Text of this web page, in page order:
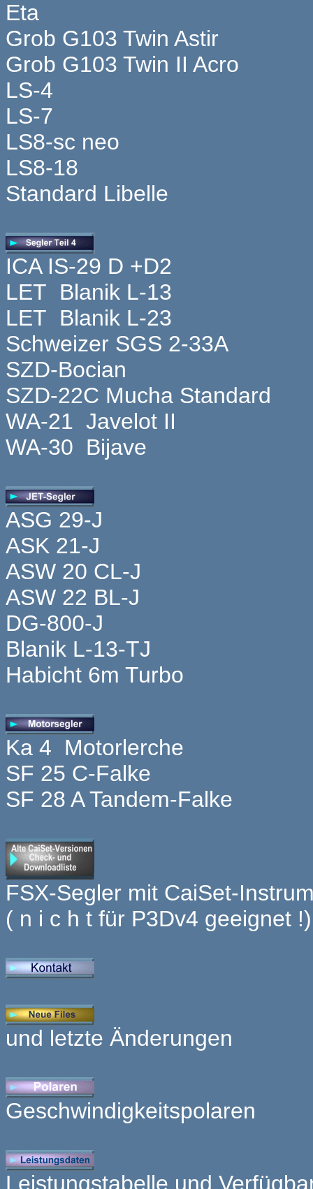
Eta
Grob G103 Twin Astir
Grob G103 Twin II Acro
LS-4
LS-7
LS8-sc neo
LS8-18
Standard Libelle
ICA IS-29 D +D2
LET Blanik L-13
LET Blanik L-23
Schweizer SGS 2-33A
SZD-Bocian
SZD-22C Mucha Standard
WA-21 Javelot II
WA-30 Bijave
ASG 29-J
ASK 21-J
ASW 20 CL-J
ASW 22 BL-J
DG-800-J
Blanik L-13-TJ
Habicht 6m Turbo
Ka 4 Motorlerche
SF 25 C-Falke
SF 28 A Tandem-Falke
FSX-Segler mit CaiSet-
( n i c h t für P3Dv4 geeignet !)
und letzte Änderungen
Geschwindigkeitspolaren
Leistungstabelle und